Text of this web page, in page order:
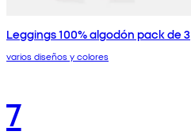
Leggings 100% algodón pack de 3
varios diseños y colores
7